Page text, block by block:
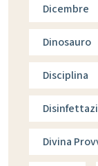
Dicembre
Dinosauro
Disciplina
Divina